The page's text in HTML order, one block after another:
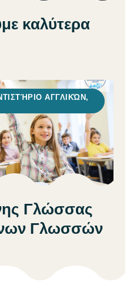
καλύτερα
ΑΓΓΛΙΚΏΝ,
Γλώσσας
Γλωσσών